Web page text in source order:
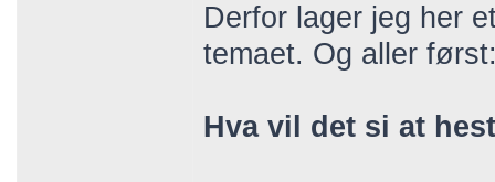
Derfor lager jeg her
temaet. Og aller
Hva vil det si at